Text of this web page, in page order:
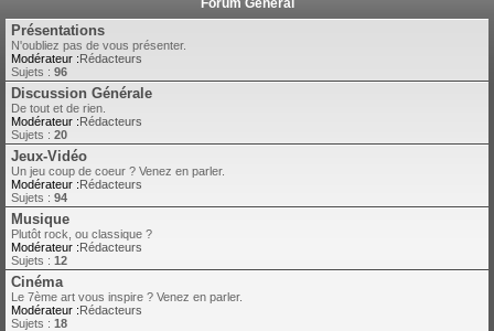
Forum Général
Présentations
N'oubliez pas de vous présenter.
Modérateur :Rédacteurs
Sujets : 96
Discussion Générale
De tout et de rien.
Modérateur :Rédacteurs
Sujets : 20
Jeux-Vidéo
Un jeu coup de coeur ? Venez en parler.
Modérateur :Rédacteurs
Sujets : 94
Musique
Plutôt rock, ou classique ?
Modérateur :Rédacteurs
Sujets : 12
Cinéma
Le 7ème art vous inspire ? Venez en parler.
Modérateur :Rédacteurs
Sujets : 18